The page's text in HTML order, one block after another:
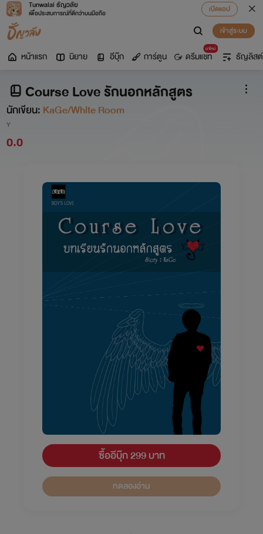
Tunwalai ธัญวลัย
เพื่อประสบการณ์ที่ดีกว่าบนมือถือ
เปิดแอป
เข้าสู่ระบบ
หน้าแรก นิยาย อีบุ๊ก การ์ตูน
มาใหม่
ดรีมแชท ธัญลิสต์
Course Love รักนอกหลักสูตร
นักเขียน: KaGe/White Room
Y
0.0
ซื้ออีบุ๊ก 299 บาท
ทดลองอ่าน